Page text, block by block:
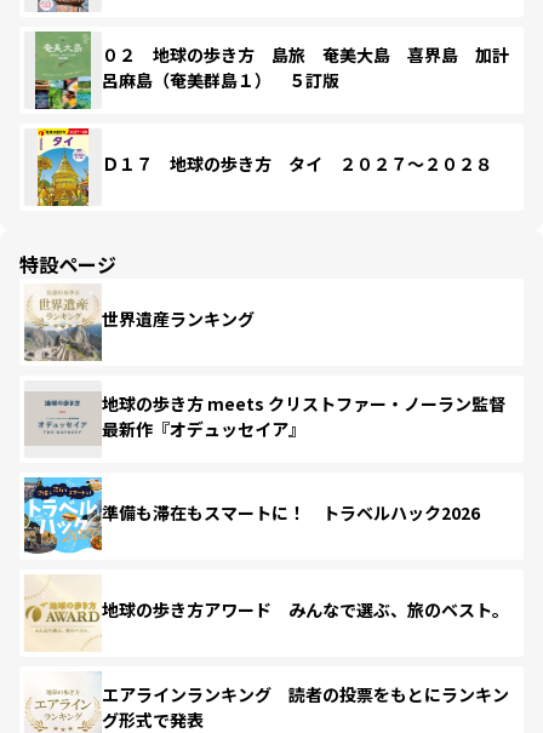
０２ 地球の歩き方 島旅 奄美大島 喜界島 加計
呂麻島（奄美群島１） ５訂版
Ｄ１７ 地球の歩き方 タイ ２０２７～２０２８
特設ページ
世界遺産ランキング
地球の歩き方 meets クリストファー・ノーラン監督
最新作『オデュッセイア』
準備も滞在もスマートに！ トラベルハック2026
地球の歩き方アワード みんなで選ぶ、旅のベスト。
エアラインランキング 読者の投票をもとにランキン
グ形式で発表